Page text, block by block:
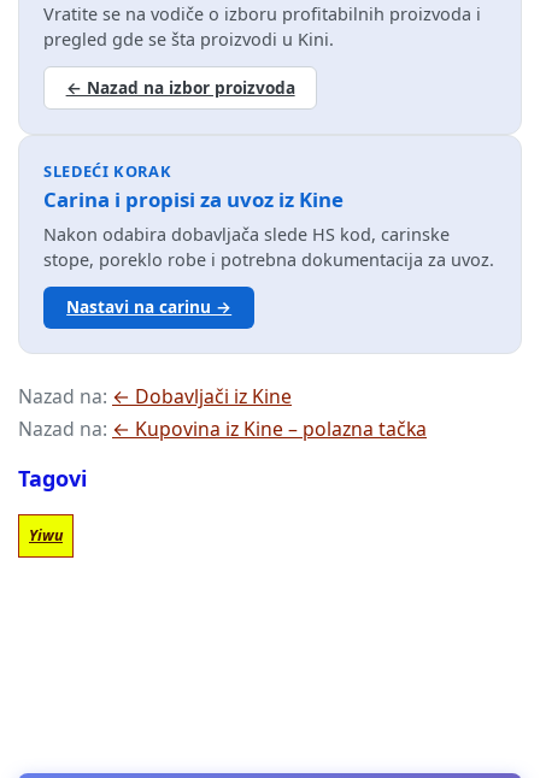
Vratite se na vodiče o izboru profitabilnih proizvoda i
pregled gde se šta proizvodi u Kini.
← Nazad na izbor proizvoda
SLEDEĆI KORAK
Carina i propisi za uvoz iz Kine
Nakon odabira dobavljača slede HS kod, carinske
stope, poreklo robe i potrebna dokumentacija za uvoz.
Nastavi na carinu →
Nazad na: ← Dobavljači iz Kine
Nazad na: ← Kupovina iz Kine – polazna tačka
Tagovi
Yiwu